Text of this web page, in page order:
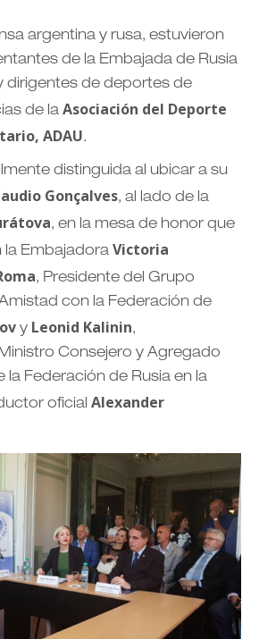
argentina y rusa, estuvieron
de la Embajada de Rusia
dirigentes de deportes de
de la Asociación del Deporte
ADAU.
distinguida al ubicar a su
Gonçalves, al lado de la
, en la mesa de honor que
Embajadora Victoria
, Presidente del Grupo
con la Federación de
y Leonid Kalinin,
Consejero y Agregado
la Federación de Rusia en la
oficial Alexander